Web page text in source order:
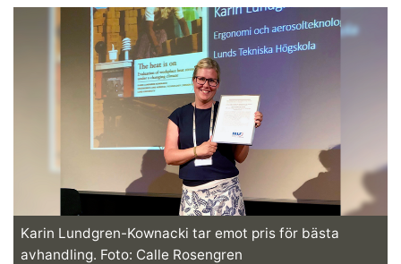
Karin Lundgren-Kownacki tar emot pris för bästa
avhandling. Foto: Calle Rosengren